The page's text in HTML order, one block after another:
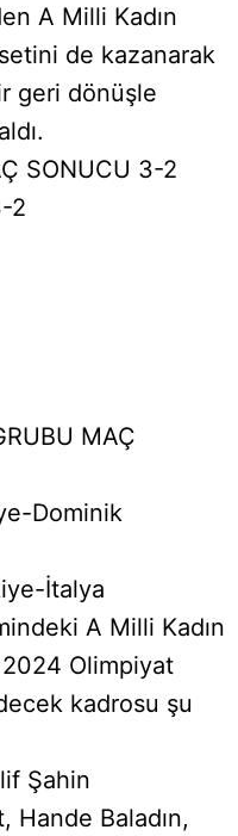
A Milli Kadın
de kazanarak
geri dönüşle
SONUCU 3-2
2
MAÇ
Dominik
İtalya
A Milli Kadın
2024 Olimpiyat
kadrosu şu
Şahin
Hande Baladın,